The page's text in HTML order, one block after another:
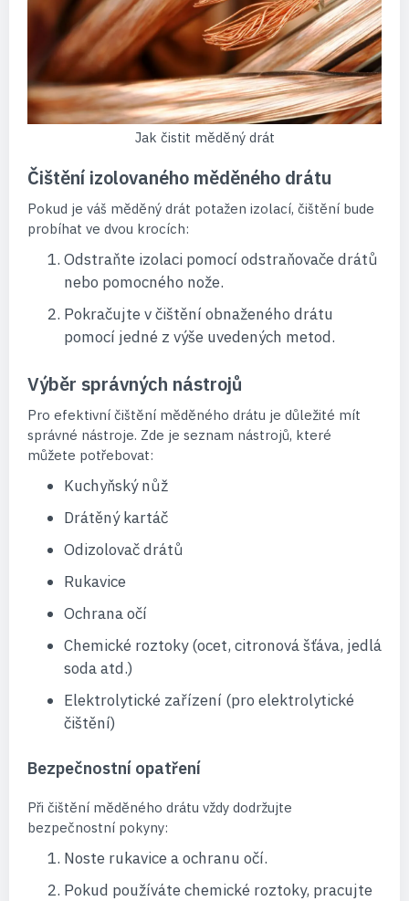
Jak čistit měděný drát
Čištění izolovaného měděného drátu
Pokud je váš měděný drát potažen izolací, čištění bude
probíhat ve dvou krocích:
Odstraňte izolaci pomocí odstraňovače drátů
nebo pomocného nože.
Pokračujte v čištění obnaženého drátu
pomocí jedné z výše uvedených metod.
Výběr správných nástrojů
Pro efektivní čištění měděného drátu je důležité mít
správné nástroje. Zde je seznam nástrojů, které
můžete potřebovat:
Kuchyňský nůž
Drátěný kartáč
Odizolovač drátů
Rukavice
Ochrana očí
Chemické roztoky (ocet, citronová šťáva, jedlá
soda atd.)
Elektrolytické zařízení (pro elektrolytické
čištění)
Bezpečnostní opatření
Při čištění měděného drátu vždy dodržujte
bezpečnostní pokyny:
Noste rukavice a ochranu očí.
Pokud používáte chemické roztoky, pracujte